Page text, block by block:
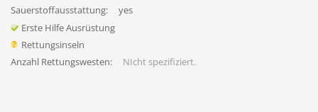
Sauerstoffausstattung:
yes
Erste Hilfe Ausrüstung
Rettungsinseln
Anzahl Rettungswesten:
NIcht spezifiziert.